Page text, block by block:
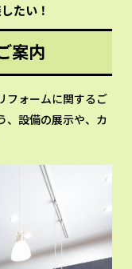
たい！
案内
フォームに関するご
、設備の展示や、カ